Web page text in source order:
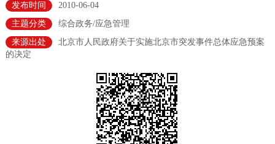
决策公开 专题公开
政务服务
法人服务
利企服务
发布时间
2010-06-04
主题分类
综合政务/应急管理
来源出处
北京市人民政府关于实施北京市突发事件总体应急预案
的决定